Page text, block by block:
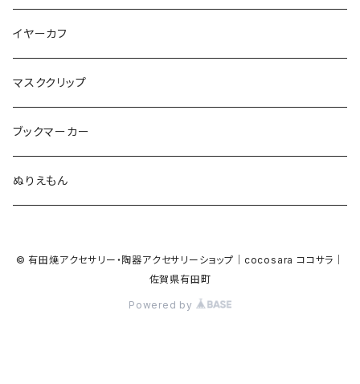
アルファベット
ハロウィン
食品
カメラ
天使
リボン
Bubble
カメラ
カメオ
ハート
モザイク
パン
カメ
イルカ
カエル
ラッコ
バイオリン
ピアノ
カメオ
バルーン
マーメイド
メガネ
鳥
バルーン
マーブル
カモフラージュ
ハロウィン
カメオ
2トーン
ハート
イヤーカフ
マスククリップ
ブックマーカー
ぬりえもん
© 有田焼アクセサリー・陶器アクセサリーショップ｜cocosara ココサラ｜
佐賀県有田町
Powered by